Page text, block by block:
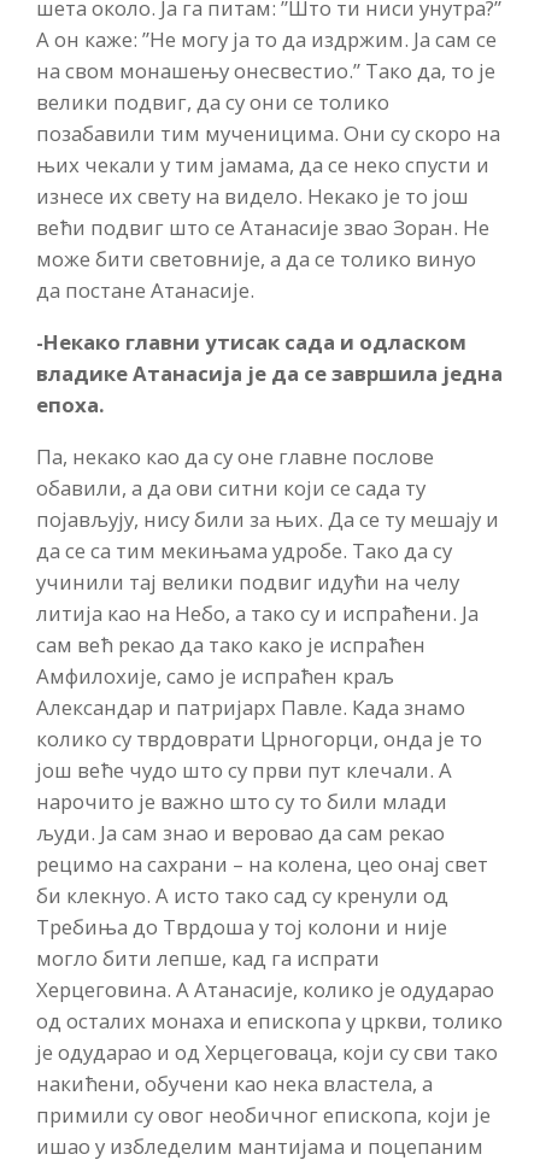
шета около. Ја га питам: ”Што ти ниси унутра?”
А он каже: ”Не могу ја то да издржим. Ја сам се
на свом монашењу онесвестио.” Тако да, то је
велики подвиг, да су они се толико
позабавили тим мученицима. Они су скоро на
њих чекали у тим јамама, да се неко спусти и
изнесе их свету на видело. Некако је то још
већи подвиг што се Атанасије звао Зоран. Не
може бити световније, а да се толико винуо
да постане Атанасије.
-Некако главни утисак сада и одласком
владике Атанасија је да се завршила једна
епоха.
Па, некако као да су оне главне послове
обавили, а да ови ситни који се сада ту
појављују, нису били за њих. Да се ту мешају и
да се са тим мекињама удробе. Тако да су
учинили тај велики подвиг идући на челу
литија као на Небо, а тако су и испраћени. Ја
сам већ рекао да тако како је испраћен
Амфилохије, само је испраћен краљ
Александар и патријарх Павле. Када знамо
колико су тврдоврати Црногорци, онда је то
још веће чудо што су први пут клечали. А
нарочито је важно што су то били млади
људи. Ја сам знао и веровао да сам рекао
рецимо на сахрани – на колена, цео онај свет
би клекнуо. А исто тако сад су кренули од
Требиња до Тврдоша у тој колони и није
могло бити лепше, кад га испрати
Херцеговина. А Атанасије, колико је одударао
од осталих монаха и епископа у цркви, толико
је одударао и од Херцеговаца, који су сви тако
накићени, обучени као нека властела, а
примили су овог необичног епископа, који је
ишао у избледелим мантијама и поцепаним